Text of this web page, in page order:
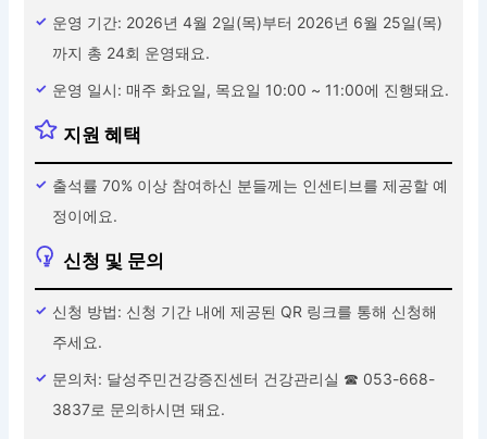
운영 기간: 2026년 4월 2일(목)부터 2026년 6월 25일(목)
까지 총 24회 운영돼요.
운영 일시: 매주 화요일, 목요일 10:00 ~ 11:00에 진행돼요.
지원 혜택
출석률 70% 이상 참여하신 분들께는 인센티브를 제공할 예
정이에요.
신청 및 문의
신청 방법: 신청 기간 내에 제공된 QR 링크를 통해 신청해
주세요.
문의처: 달성주민건강증진센터 건강관리실 ☎ 053-668-
3837로 문의하시면 돼요.